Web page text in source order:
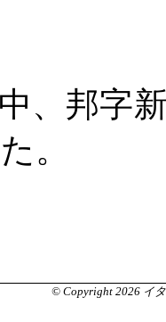
、邦字
。
© Copyright 2026 イ